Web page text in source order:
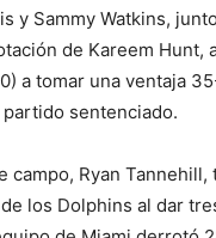
y Sammy Watkins,
de Kareem Hunt,
a tomar una ventaja
sentenciado.
campo, Ryan
los Dolphins al dar